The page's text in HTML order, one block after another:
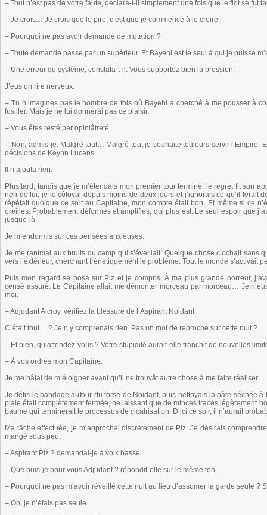
– Tout n’est pas de votre faute, déclara-t-il simplement une fois que le flot se fut
– Je crois… Je crois que le pire, c’est que je commence à le croire.
– Pourquoi ne pas avoir demandé de mutation ?
– Toute demande passe par un supérieur. Et Bayehl est le seul à qui je puisse
– Une erreur du système, constata-t-il. Vous supportez bien la pression.
J’eus un rire nerveux.
– Tu n’imagines pas le nombre de fois où Bayehl a cherché à me pousser à
fusiller. Mais je ne lui donnerai pas ce plaisir.
– Vous êtes resté par opiniâtreté.
– Non, admis-je. Malgré tout… Malgré tout je souhaite toujours servir l’Empire.
décisions de Keynn Lucans.
Il n’ajouta rien.
Plus tard, tandis que je m’étendais mon premier tour terminé, le regret fit son
rien de lui, je le côtoyai depuis moins de deux jours et j’ignorais ce qu’il ferait
répétait quoique ce soit au Capitaine, mon compte était bon. Et même si ce
oreilles. Probablement déformés et amplifiés, qui plus est. Le seul espoir que
jusque-là.
Je m’endormis sur ces pensées anxieuses.
Je me ranimai aux bruits du camp qui s’éveillait. Quelque chose clochait sans
vers l’extérieur, cherchant frénétiquement le problème. Tout le monde
Puis mon regard se posa sur Piz et je compris. À ma plus grande horreur,
censé assuré. Le Capitaine allait me démonter morceau par morceau… Je
moi.
– Adjudant Alcroy, vérifiez la blessure de l’Aspirant Noidant.
C’était tout… ? Je n’y comprenais rien. Pas un mot de reproche sur cette nuit ?
– Et bien, qu’attendez-vous ? Votre stupidité aurait-elle franchit de nouvelles
– À vos ordres mon Capitaine.
Je me hâtai de m’éloigner avant qu’il ne trouvât autre chose à me faire réaliser.
Je défis le bandage autour du torse de Noidant, puis nettoyais la pâte séchée
plaie était complètement fermée, ne laissant que de minces traces légèrement
baume qui terminerait le processus de cicatrisation. D’ici ce soir, il n’aurait
Ma tâche effectuée, je m’approchai discrètement de Piz. Je désirais
mangé sous peu.
– Aspirant Piz ? demandai-je à voix basse.
– Que puis-je pour vous Adjudant ? répondit-elle sur le même ton.
– Pourquoi ne pas m’avoir réveillé cette nuit au lieu d’assumer la garde seule ?
– Oh, je n’étais pas seule.